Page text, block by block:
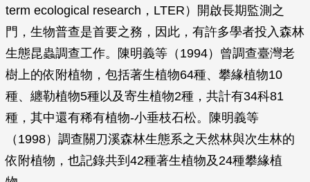
term ecological research，LTER）開啟長期監測之
門，生物普查是首要之務，因此，有許多學者投入森林
生態昆蟲調查工作。陳明義等（1994）曾調查臺灣老
樹上的依附植物，包括著生植物64種、攀緣植物10
種、纏勒植物5種以及寄生植物2種，共計有34科81
種，其中還有稀有植物-小垂枝石松。陳明義等
（1998）調查關刀溪森林生態系之天然林與次生林的
依附植物，也記錄共到42種著生植物及24種攀緣植